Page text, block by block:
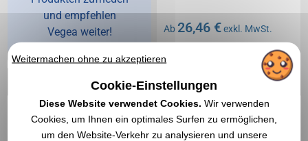
und empfehlen
Vegea weiter!
Ab26,46 €exkl. MwSt.
Auf Lager
Result
Réf. 00015V0043033
Gefütterte Windjacke
Réf. 00015V0075883
Bandit Halsband " Result
Weitermachen ohne zu akzeptieren
Cookie-Einstellungen
Diese Website verwendet Cookies. Wir verwenden
Cookies, um Ihnen ein optimales Surfen zu ermöglichen,
um den Website-Verkehr zu analysieren und unsere